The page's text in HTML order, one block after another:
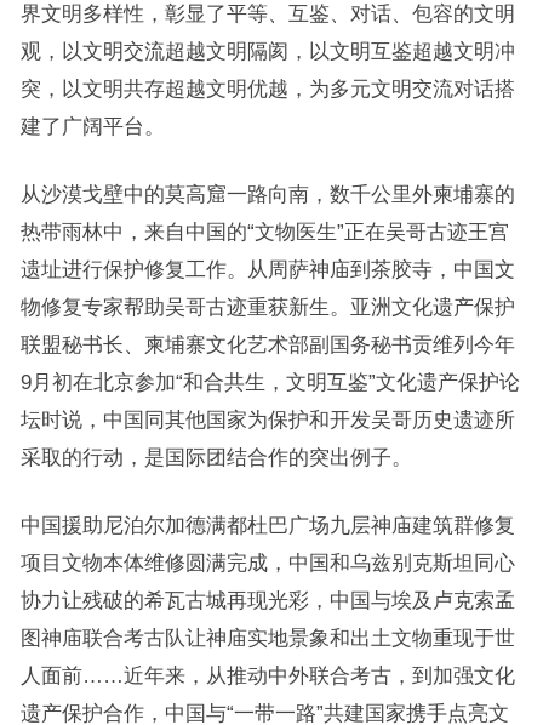
界文明多样性，彰显了平等、互鉴、对话、包容的文明
观，以文明交流超越文明隔阂，以文明互鉴超越文明冲
突，以文明共存超越文明优越，为多元文明交流对话搭
建了广阔平台。
从沙漠戈壁中的莫高窟一路向南，数千公里外柬埔寨的
热带雨林中，来自中国的“文物医生”正在吴哥古迹王宫
遗址进行保护修复工作。从周萨神庙到茶胶寺，中国文
物修复专家帮助吴哥古迹重获新生。亚洲文化遗产保护
联盟秘书长、柬埔寨文化艺术部副国务秘书贡维列今年
9月初在北京参加“和合共生，文明互鉴”文化遗产保护论
坛时说，中国同其他国家为保护和开发吴哥历史遗迹所
采取的行动，是国际团结合作的突出例子。
中国援助尼泊尔加德满都杜巴广场九层神庙建筑群修复
项目文物本体维修圆满完成，中国和乌兹别克斯坦同心
协力让残破的希瓦古城再现光彩，中国与埃及卢克索孟
图神庙联合考古队让神庙实地景象和出土文物重现于世
人面前……近年来，从推动中外联合考古，到加强文化
遗产保护合作，中国与“一带一路”共建国家携手点亮文